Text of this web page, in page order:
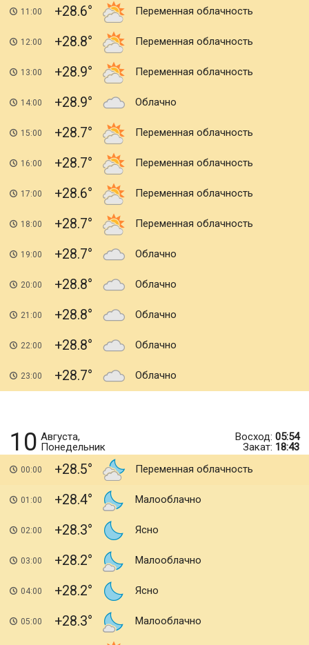
11:00 +28.6 Переменная облачность
12:00 +28.8 Переменная облачность
13:00 +28.9 Переменная облачность
14:00 +28.9 Облачно
15:00 +28.7 Переменная облачность
16:00 +28.7 Переменная облачность
17:00 +28.6 Переменная облачность
18:00 +28.7 Переменная облачность
19:00 +28.7 Облачно
20:00 +28.8 Облачно
21:00 +28.8 Облачно
22:00 +28.8 Облачно
23:00 +28.7 Облачно
10 Августа,
Понедельник
Восход: 05:54
Закат: 18:43
00:00 +28.5 Переменная облачность
01:00 +28.4 Малооблачно
02:00 +28.3 Ясно
03:00 +28.2 Малооблачно
04:00 +28.2 Ясно
05:00 +28.3 Малооблачно